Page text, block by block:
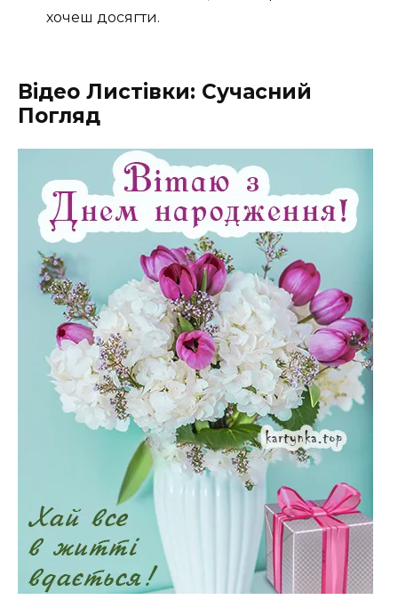
хочеш досягти.
Відео Листівки: Сучасний
Погляд